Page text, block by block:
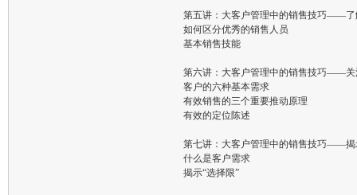
第五讲：大客户管理中的销售技巧——了
如何区分优秀的销售人员
基本销售技能
第六讲：大客户管理中的销售技巧——关
客户的六种基本需求
有效销售的三个重要推动原理
有效的定位陈述
第七讲：大客户管理中的销售技巧——揭
什么是客户需求
揭示“选择限”